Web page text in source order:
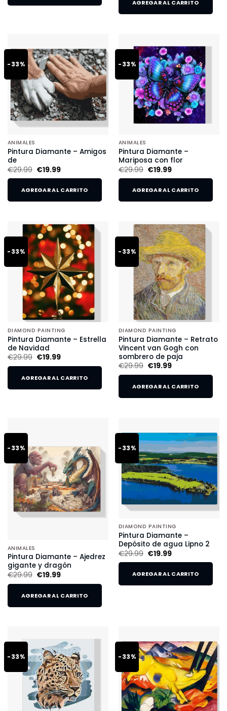
AGREGAR AL CARRITO
-33%
ANIMALES
Pintura Diamante – Amigos
de
€29.99 €19.99
AGREGAR AL CARRITO
-33%
ANIMALES
Pintura Diamante –
Mariposa con flor
€29.99 €19.99
AGREGAR AL CARRITO
-33%
DIAMOND PAINTING
Pintura Diamante – Estrella
de Navidad
€29.99 €19.99
AGREGAR AL CARRITO
-33%
DIAMOND PAINTING
Pintura Diamante – Retrato
Vincent van Gogh con
sombrero de paja
€29.99 €19.99
AGREGAR AL CARRITO
-33%
ANIMALES
Pintura Diamante – Ajedrez
gigante y dragón
€29.99 €19.99
AGREGAR AL CARRITO
-33%
DIAMOND PAINTING
Pintura Diamante –
Depósito de agua Lipno 2
€29.99 €19.99
AGREGAR AL CARRITO
-33% -33%